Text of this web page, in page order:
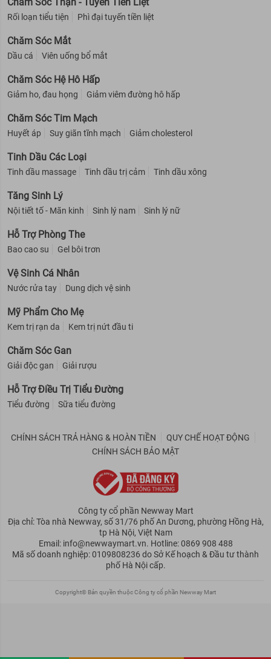
Chăm Sóc Thận - Tuyến Tiền Liệt
Rối loạn tiểu tiện Phì đại tuyến tiền liệt
Chăm Sóc Mắt
Dầu cá Viên uống bổ mắt
Chăm Sóc Hệ Hô Hấp
Giảm ho, đau họng Giảm viêm đường hô hấp
Chăm Sóc Tim Mạch
Huyết áp Suy giãn tĩnh mạch Giảm cholesterol
Tinh Dầu Các Loại
Tinh dầu massage Tinh dầu trị cảm Tinh dầu xông
Tăng Sinh Lý
Nội tiết tố - Mãn kinh Sinh lý nam Sinh lý nữ
Hỗ Trợ Phòng The
Bao cao su Gel bôi trơn
Vệ Sinh Cá Nhân
Nước rửa tay Dung dịch vệ sinh
Mỹ Phẩm Cho Mẹ
Kem trị rạn da Kem trị nứt đầu ti
Chăm Sóc Gan
Giải độc gan Giải rượu
Hỗ Trợ Điều Trị Tiểu Đường
Tiểu đường Sữa tiểu đường
CHÍNH SÁCH TRẢ HÀNG & HOÀN TIỀN
QUY CHẾ HOẠT ĐỘNG
CHÍNH SÁCH BẢO MẬT
Công ty cổ phần Newway Mart
Địa chỉ: Tòa nhà Newway, số 31/76 phố An Dương, phường Hồng Hà,
tp Hà Nội, Việt Nam
Email: info@newwaymart.vn. Hotline: 0869 908 488
Mã số doanh nghiệp: 0109808236 do Sở Kế hoạch & Đầu tư thành
phố Hà Nội cấp.
Copyright© Bản quyền thuộc Công ty cổ phần Newway Mart